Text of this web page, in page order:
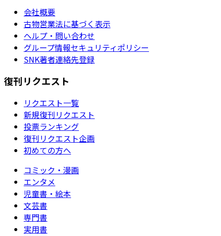
会社概要
古物営業法に基づく表示
ヘルプ・問い合わせ
グループ情報セキュリティポリシー
SNK著者連絡先登録
復刊リクエスト
リクエスト一覧
新規復刊リクエスト
投票ランキング
復刊リクエスト企画
初めての方へ
コミック・漫画
エンタメ
児童書・絵本
文芸書
専門書
実用書